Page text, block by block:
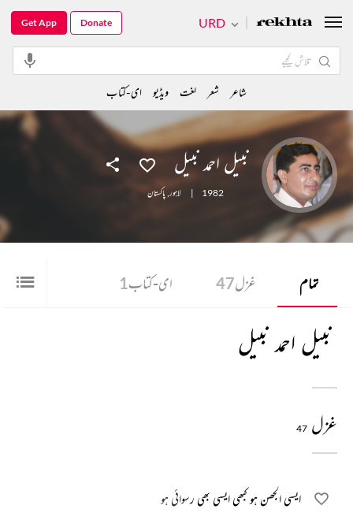
نبیل احمد نبیل
1982
| لاہور, پاکستان
تمام غزل47 ای-کتاب1
نبیل احمد نبیل
غزل 47
ایسی الجھن ہو کبھی ایسی بھی رسوائی ہو
URD
Get App Donate
شاعر شعر لغت ویڈیو ای-کتاب